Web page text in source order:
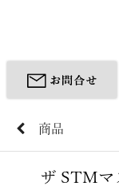
商品
ザ STMマ